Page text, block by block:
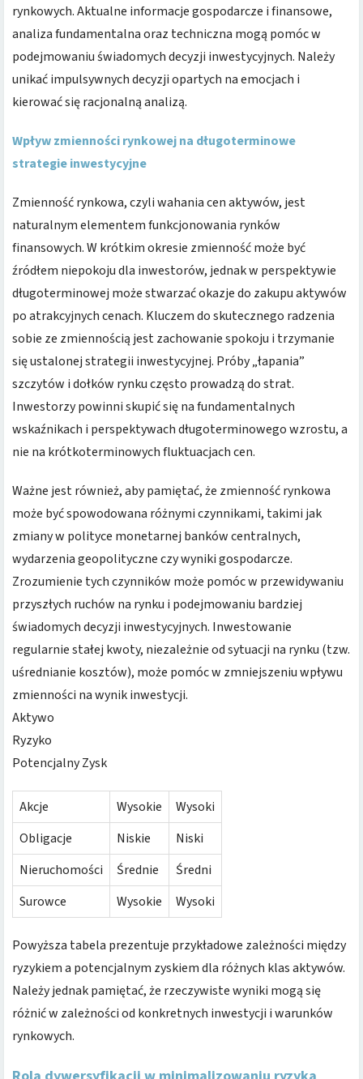
rynkowych. Aktualne informacje gospodarcze i finansowe,
analiza fundamentalna oraz techniczna mogą pomóc w
podejmowaniu świadomych decyzji inwestycyjnych. Należy
unikać impulsywnych decyzji opartych na emocjach i
kierować się racjonalną analizą.
Wpływ zmienności rynkowej na długoterminowe
strategie inwestycyjne
Zmienność rynkowa, czyli wahania cen aktywów, jest
naturalnym elementem funkcjonowania rynków
finansowych. W krótkim okresie zmienność może być
źródłem niepokoju dla inwestorów, jednak w perspektywie
długoterminowej może stwarzać okazje do zakupu aktywów
po atrakcyjnych cenach. Kluczem do skutecznego radzenia
sobie ze zmiennością jest zachowanie spokoju i trzymanie
się ustalonej strategii inwestycyjnej. Próby „łapania”
szczytów i dołków rynku często prowadzą do strat.
Inwestorzy powinni skupić się na fundamentalnych
wskaźnikach i perspektywach długoterminowego wzrostu, a
nie na krótkoterminowych fluktuacjach cen.
Ważne jest również, aby pamiętać, że zmienność rynkowa
może być spowodowana różnymi czynnikami, takimi jak
zmiany w polityce monetarnej banków centralnych,
wydarzenia geopolityczne czy wyniki gospodarcze.
Zrozumienie tych czynników może pomóc w przewidywaniu
przyszłych ruchów na rynku i podejmowaniu bardziej
świadomych decyzji inwestycyjnych. Inwestowanie
regularnie stałej kwoty, niezależnie od sytuacji na rynku (tzw.
uśrednianie kosztów), może pomóc w zmniejszeniu wpływu
zmienności na wynik inwestycji.
Aktywo
Ryzyko
Potencjalny Zysk
Akcje Wysokie
Wysoki
Obligacje
Niskie
Niski
Nieruchomości
Średnie
Średni
Surowce
Wysokie Wysoki
Powyższa tabela prezentuje przykładowe zależności między
ryzykiem a potencjalnym zyskiem dla różnych klas aktywów.
Należy jednak pamiętać, że rzeczywiste wyniki mogą się
różnić w zależności od konkretnych inwestycji i warunków
rynkowych.